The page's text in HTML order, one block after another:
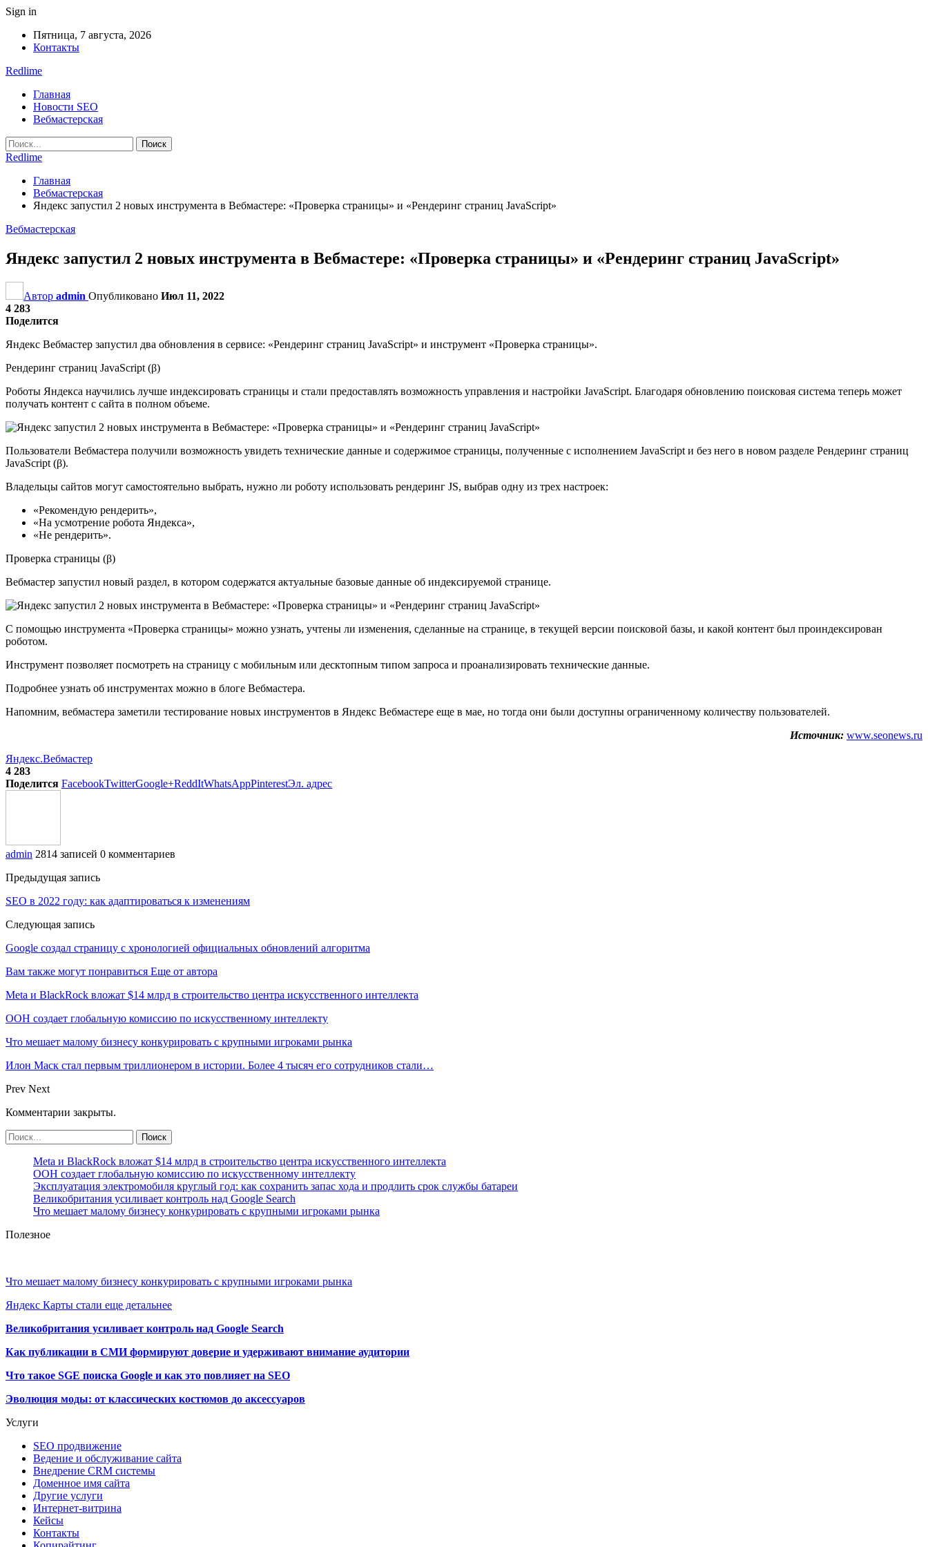
Sign in
Пятница, 7 августа, 2026
Контакты
Redlime
Главная
Новости SEO
Вебмастерская
Redlime
Главная
Вебмастерская
Яндекс запустил 2 новых инструмента в Вебмастере: «Проверка страницы» и «Рендеринг страниц JavaScript»
Вебмастерская
Яндекс запустил 2 новых инструмента в Вебмастере: «Проверка страницы» и «Рендеринг страниц JavaScript»
Автор admin Опубликовано Июл 11, 2022
4 283
Поделится
Яндекс Вебмастер запустил два обновления в сервисе: «Рендеринг страниц JavaScript» и инструмент «Проверка страницы».
Рендеринг страниц JavaScript (β)
Роботы Яндекса научились лучше индексировать страницы и стали предоставлять возможность управления и настройки JavaScript. Благодаря обновлению поисковая система теперь может
получать контент с сайта в полном объеме.
Пользователи Вебмастера получили возможность увидеть технические данные и содержимое страницы, полученные с исполнением JavaScript и без него в новом разделе Рендеринг страниц
JavaScript (β).
Владельцы сайтов могут самостоятельно выбрать, нужно ли роботу использовать рендеринг JS, выбрав одну из трех настроек:
«Рекомендую рендерить»,
«На усмотрение робота Яндекса»,
«Не рендерить».
Проверка страницы (β)
Вебмастер запустил новый раздел, в котором содержатся актуальные базовые данные об индексируемой странице.
С помощью инструмента «Проверка страницы» можно узнать, учтены ли изменения, сделанные на странице, в текущей версии поисковой базы, и какой контент был проиндексирован
роботом.
Инструмент позволяет посмотреть на страницу с мобильным или десктопным типом запроса и проанализировать технические данные.
Подробнее узнать об инструментах можно в блоге Вебмастера.
Напомним, вебмастера заметили тестирование новых инструментов в Яндекс Вебмастере еще в мае, но тогда они были доступны ограниченному количеству пользователей.
Источник: www.seonews.ru
Яндекс.Вебмастер
4 283
Поделится FacebookTwitterGoogle+ReddItWhatsAppPinterestЭл. адрес
admin 2814 записей 0 комментариев
Предыдущая запись
SEO в 2022 году: как адаптироваться к изменениям
Следующая запись
Google создал страницу с хронологией официальных обновлений алгоритма
Вам также могут понравиться Еще от автора
Meta и BlackRock вложат $14 млрд в строительство центра искусственного интеллекта
ООН создает глобальную комиссию по искусственному интеллекту
Что мешает малому бизнесу конкурировать с крупными игроками рынка
Илон Маск стал первым триллионером в истории. Более 4 тысяч его сотрудников стали…
Prev Next
Комментарии закрыты.
Meta и BlackRock вложат $14 млрд в строительство центра искусственного интеллекта
ООН создает глобальную комиссию по искусственному интеллекту
Эксплуатация электромобиля круглый год: как сохранить запас хода и продлить срок службы батареи
Великобритания усиливает контроль над Google Search
Что мешает малому бизнесу конкурировать с крупными игроками рынка
Полезное
Что мешает малому бизнесу конкурировать с крупными игроками рынка
Яндекс Карты стали еще детальнее
Великобритания усиливает контроль над Google Search
Как публикации в СМИ формируют доверие и удерживают внимание аудитории
Что такое SGE поиска Google и как это повлияет на SEO
Эволюция моды: от классических костюмов до аксессуаров
Услуги
SEO продвижение
Ведение и обслуживание сайта
Внедрение CRM системы
Доменное имя сайта
Другие услуги
Интернет-витрина
Кейсы
Контакты